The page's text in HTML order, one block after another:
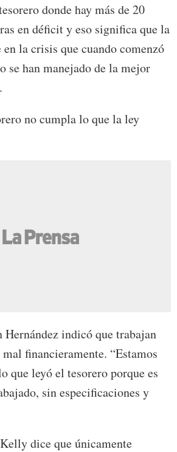
donde hay más de 20
en déficit y eso significa que la
la crisis que cuando comenzó
se han manejado de la mejor
no cumpla lo que la ley
Hernández indicó que trabajan
financieramente. “Estamos
que leyó el tesorero porque es
sin especificaciones y
dice que únicamente